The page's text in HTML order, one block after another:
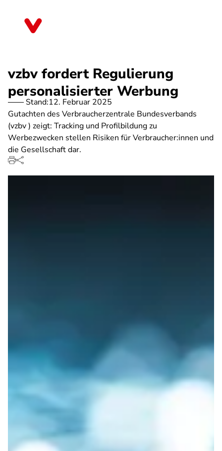
vzbv fordert Regulierung
personalisierter Werbung
Stand:12. Februar 2025
Gutachten des Verbraucherzentrale Bundesverbands
(vzbv ) zeigt: Tracking und Profilbildung zu
Werbezwecken stellen Risiken für Verbraucher:innen und
die Gesellschaft dar.